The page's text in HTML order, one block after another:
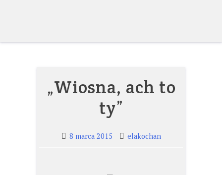
„Wiosna, ach to
ty”
8 marca 2015 elakochan